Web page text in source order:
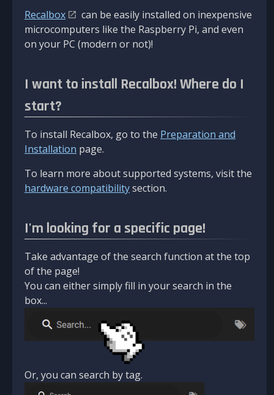
Recalbox
can be easily installed on inexpensive
microcomputers like the Raspberry Pi, and even
on your PC (modern or not)!
I want to install Recalbox! Where do I
start?
To install Recalbox, go to the Preparation and
Installation page.
To learn more about supported systems, visit the
hardware compatibilitysection.
I'm looking for a specific page!
Take advantage of the search function at the top
of the page!
You can either simply fill in your search in the
box...
Or, you can search by tag.